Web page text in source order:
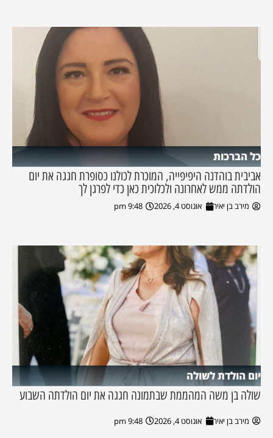
כל הברכות
אביבית בוהדנה היפיפייה, המוכרת לכולנו כסופרת חגגה את יום
הולדתה ממש לאחרונה ולכלוכית כאן כדי לפרגן לך
מירב בן יאיר אוגוסט 4, 2026 9:48 pm
יום הולדת לשולה
שולה בן משה המהממת שבתמונה חגגה את יום הולדתה השבוע
מירב בן יאיר אוגוסט 4, 2026 9:48 pm